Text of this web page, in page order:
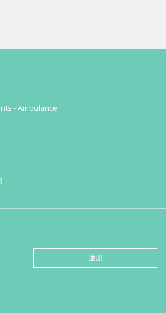
- Ambulance
注册